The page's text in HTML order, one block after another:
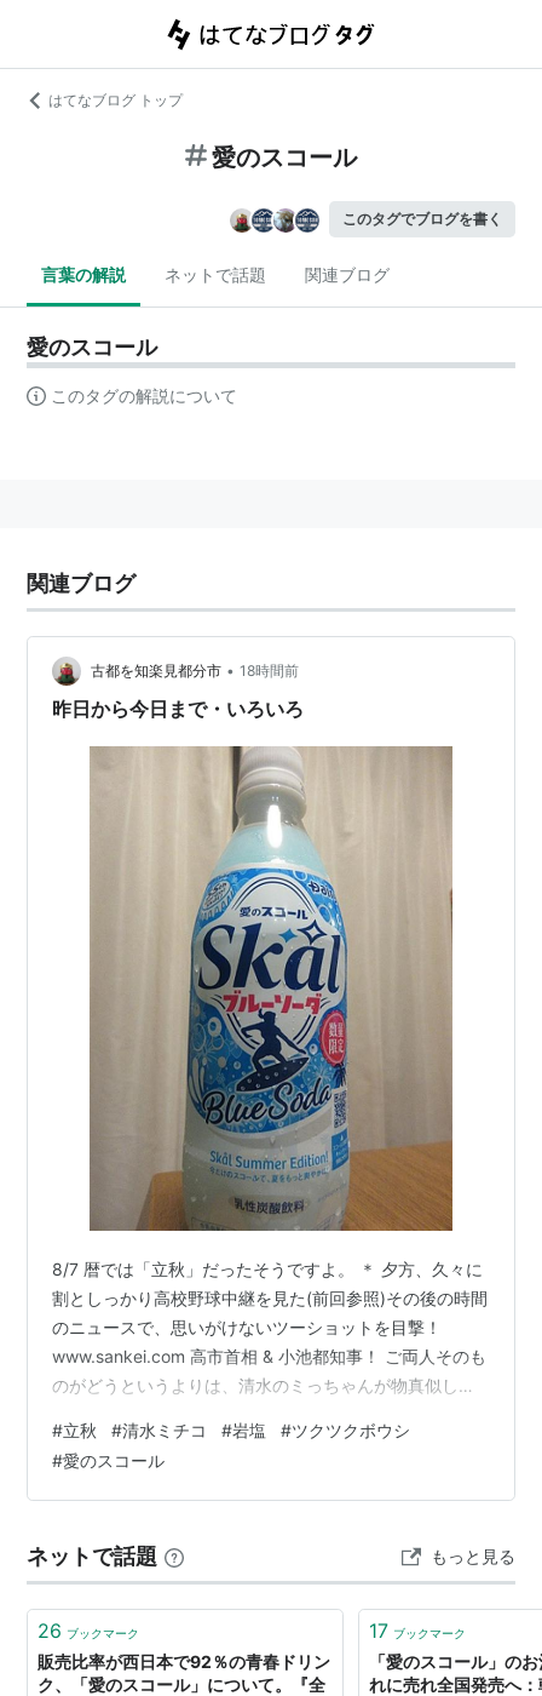
はてなブログ トップ
愛のスコール
このタグでブログを書く
言葉の解説 ネットで話題 関連ブログ
愛のスコール
このタグの解説について
関連ブログ
古都を知楽見都分市 • 18時間前
昨日から今日まで・いろいろ
8/7 暦では「立秋」だったそうですよ。 ＊ 夕方、久々に
割としっかり高校野球中継を見た(前回参照)その後の時間
のニュースで、思いがけないツーショットを目撃！
www.sankei.com 高市首相 & 小池都知事！ ご両人そのも
のがどうというよりは、清水のミっちゃんが物真似して
だった。 たまにシミチコチャンネルみると、おもろいな
ーと感心する。瀬戸内寂聴とか最高。 芸術選奨文部科学
大臣賞、なんて固そうな賞を受けたのは流石に意外だっ
外の理由はなさそうだが)。 67%のロレーヌ産と32%のシ
チリ…
#立秋 #清水ミチコ #岩塩 #ツクツクボウシ
#愛のスコール
ネットで話題 もっと見る
26 ブックマーク
販売比率が西日本で92％の青春ドリン
ク、「愛のスコール」について。『全
17 ブックマーク
「愛のスコール」の
れに売れ全国発売へ